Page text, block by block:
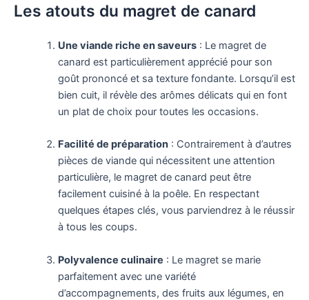
Les atouts du magret de canard
Une viande riche en saveurs: Le magret de
canard est particulièrement apprécié pour son
goût prononcé et sa texture fondante. Lorsqu’il est
bien cuit, il révèle des arômes délicats qui en font
un plat de choix pour toutes les occasions.
Facilité de préparation: Contrairement à d’autres
pièces de viande qui nécessitent une attention
particulière, le magret de canard peut être
facilement cuisiné à la poêle. En respectant
quelques étapes clés, vous parviendrez à le réussir
à tous les coups.
Polyvalence culinaire : Le magret se marie
parfaitement avec une variété
d’accompagnements, des fruits aux légumes, en